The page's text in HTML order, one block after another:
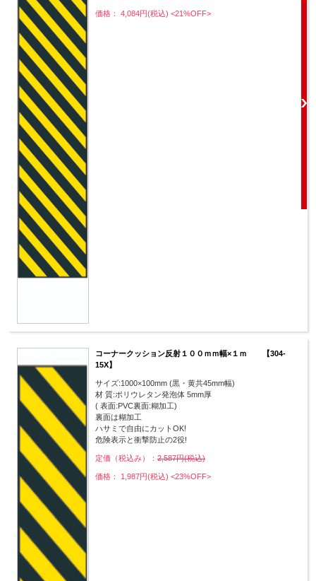
価格： 4,084円(税込) <21%OFF>
コーナークッション反射１００ｍｍ幅×１ｍ 【304-
15X】
サイズ:1000×100mm (黒・黄共45mm幅)
材 質:ポリウレタン発泡体 5mm厚
( 表面:PVC裏面:糊加工)
裏面は糊加工
ハサミで自由にカットOK!
危険表示と衝撃防止の2役!
定価（税込み）： 2,587円(税込)
価格： 1,987円(税込) <23%OFF>